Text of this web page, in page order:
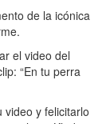
de la icónica
el video del
“En tu perra
y felicitarlo